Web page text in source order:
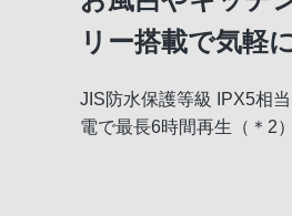
リー搭載で気軽
JIS防水保護等級 IPX5相
電で最長6時間再生（＊2